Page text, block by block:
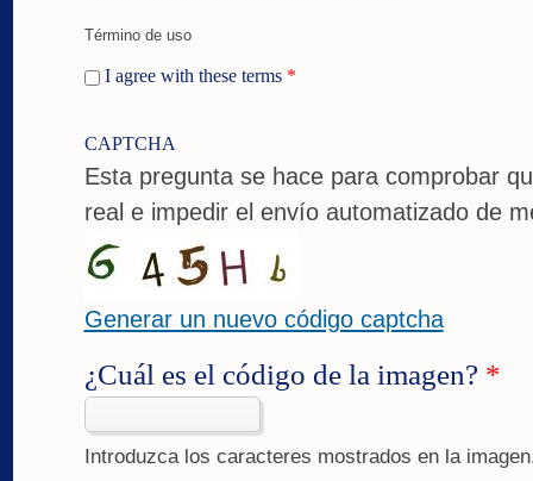
Término de uso
I agree with these terms *
CAPTCHA
Esta pregunta se hace para comprobar
real e impedir el envío automatizado de
Generar un nuevo código captcha
¿Cuál es el código de la imagen? *
Introduzca los caracteres mostrados en la